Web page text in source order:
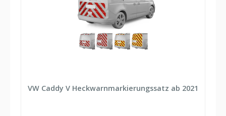
VW Caddy V Heckwarnmarkierungssatz ab 2021